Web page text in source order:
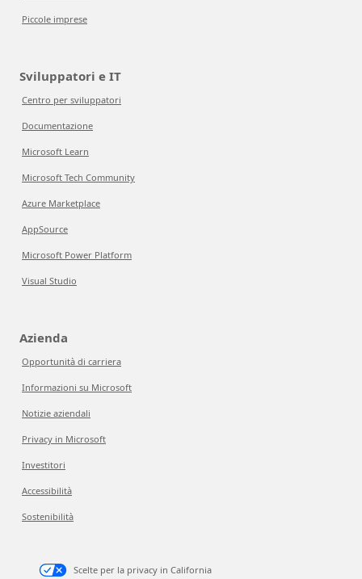
Piccole imprese
Sviluppatori e IT
Centro per sviluppatori
Documentazione
Microsoft Learn
Microsoft Tech Community
Azure Marketplace
AppSource
Microsoft Power Platform
Visual Studio
Azienda
Opportunità di carriera
Informazioni su Microsoft
Notizie aziendali
Privacy in Microsoft
Investitori
Accessibilità
Sostenibilità
Scelte per la privacy in California